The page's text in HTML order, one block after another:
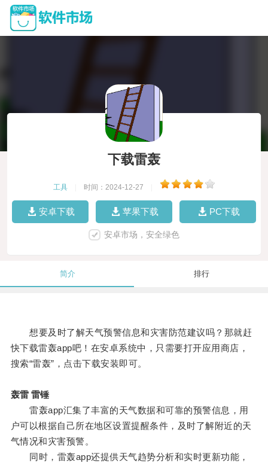
下载雷轰
工具 时间：2024-12-27
安卓下载 苹果下载 PC下载
安卓市场，安全绿色
简介 排行
想要及时了解天气预警信息和灾害防范建议吗？那就赶
快下载雷轰app吧！在安卓系统中，只需要打开应用商店，
搜索“雷轰”，点击下载安装即可。
轰雷 雷锤
雷轰app汇集了丰富的天气数据和可靠的预警信息，用
户可以根据自己所在地区设置提醒条件，及时了解附近的天
气情况和灾害预警。
同时，雷轰app还提供天气趋势分析和实时更新功能，